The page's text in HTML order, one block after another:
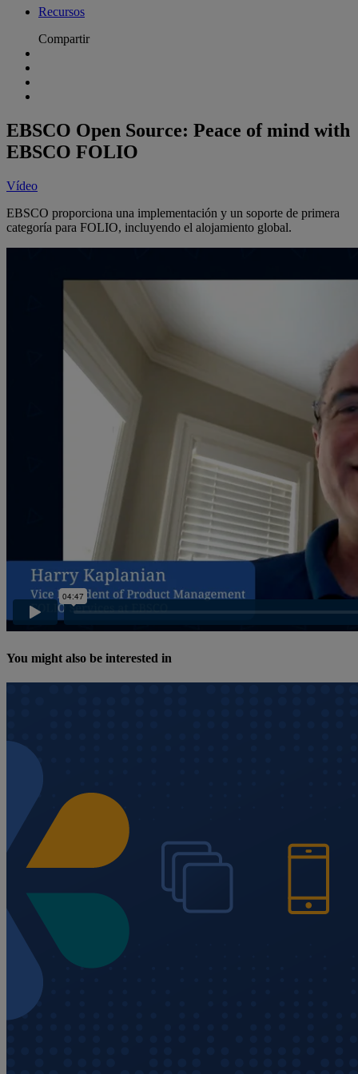
Recursos
Compartir
EBSCO Open Source: Peace of mind with
EBSCO FOLIO
Vídeo
EBSCO proporciona una implementación y un soporte de primera
categoría para FOLIO, incluyendo el alojamiento global.
You might also be interested in